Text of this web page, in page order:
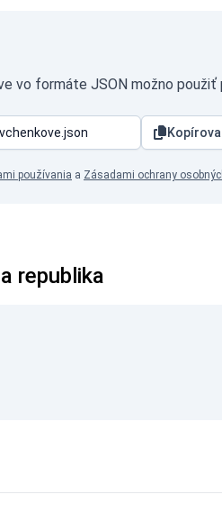
vo formáte JSON možno
používania a Zásadami ochrany
republika